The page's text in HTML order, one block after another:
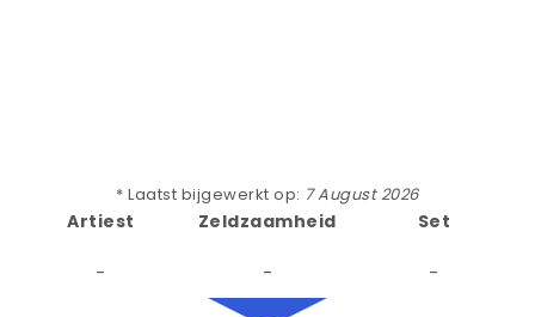
* Laatst bijgewerkt op: 7 August 2026
Artiest
-
Zeldzaamheid
-
Set
-